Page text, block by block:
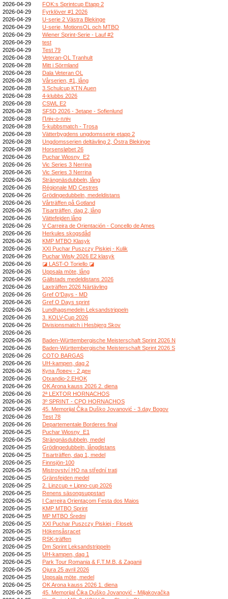
2026-04-29
FOK:s Sprintcup Etapp 2
2026-04-29
Fyrklöver #1 2026
2026-04-29
U-serie 2 Västra Blekinge
2026-04-29
U-serie, MotionsOL och MTBO
2026-04-29
Wiener Sprint-Serie - Lauf #2
2026-04-29
test
2026-04-29
Test 79
2026-04-28
Veteran-OL Tranhult
2026-04-28
Mitt i Sörmland
2026-04-28
Dala Veteran OL
2026-04-28
Vårserien, #1, lång
2026-04-28
3.Schulcup KTN Auen
2026-04-28
4-klubbs 2026
2026-04-28
CSWL E2
2026-04-28
SF5D 2026 - 3etape - Sofienlund
2026-04-28
Пліч-о-пліч
2026-04-28
5-kubbsmatch - Trosa
2026-04-28
Vätterbygdens ungdomsserie etapp 2
2026-04-28
Ungdomsserien deltävling 2, Östra Blekinge
2026-04-28
Horsensløbet 26
2026-04-26
Puchar Wiosny_E2
2026-04-26
Vic Series 3 Nerrina
2026-04-26
Vic Series 3 Nerrina
2026-04-26
Strängnäsdubbeln, lång
2026-04-26
Régionale MD Cestres
2026-04-26
Grödingedubbeln, medeldistans
2026-04-26
Vårträffen på Gotland
2026-04-26
Tisarträffen, dag 2, lång
2026-04-26
Vättefejden lång
2026-04-26
V Carreira de Orientación - Concello de Ames
2026-04-26
Herkules skogsdåd
2026-04-26
KMP MTBO Klasyk
2026-04-26
XXI Puchar Puszczy Piskiej - Kulik
2026-04-26
Puchar Wisły 2026 E2 klasyk
2026-04-26
◪ LAST-O Toriello ◪
2026-04-26
Uppsala möte, lång
2026-04-26
Gällstads medeldistans 2026
2026-04-26
Laxträffen 2026 Närtävling
2026-04-26
Gref O'Days - MD
2026-04-26
Gref O Days sprint
2026-04-26
Lundhagsmedeln Leksandstrippeln
2026-04-26
3. KOLV-Cup 2026
2026-04-26
Divisionsmatch i Hesbjerg Skov
2026-04-26
2026-04-26
Baden-Württembergische Meisterschaft Sprint 2026 N
2026-04-26
Baden-Württembergische Meisterschaft Sprint 2026 S
2026-04-26
COTO BARGAS
2026-04-26
UH-kampen, dag 2
2026-04-26
Купа Ловеч - 2 ден
2026-04-26
Otxandio-2.EHOK
2026-04-26
OK Arona kauss 2026 2. diena
2026-04-26
2ª LEXTOR HORNACHOS
2026-04-26
3º SPRINT - CPO HORNACHOS
2026-04-26
45. Memorijal Čika Duško Jovanović - 3.day Bogov
2026-04-26
Test 78
2026-04-26
Departementale Borderes final
2026-04-25
Puchar Wiosny_E1
2026-04-25
Strängnäsdubbeln, medel
2026-04-25
Grödingedubbeln, långdistans
2026-04-25
Tisarträffen, dag 1, medel
2026-04-25
Finnsjön-100
2026-04-25
Mistrovství HO na střední trati
2026-04-25
Gränsfejden medel
2026-04-25
2. Linzcup + Lipno-cup 2026
2026-04-25
Renens säsongsuppstart
2026-04-25
I Carreira Orientaçom Festa dos Maios
2026-04-25
KMP MTBO Sprint
2026-04-25
MP MTBO Średni
2026-04-25
XXI Puchar Puszczy Piskiej - Flosek
2026-04-25
Hökensåsracet
2026-04-25
RSK-träffen
2026-04-25
Dm Sprint Leksandstrippeln
2026-04-25
UH-kampen, dag 1
2026-04-25
Park Tour Romania & F.T.M.B. & Zaganii
2026-04-25
Ojura 25 avril 2026
2026-04-25
Uppsala möte, medel
2026-04-25
OK Arona kauss 2026 1. diena
2026-04-25
45. Memorijal Čika Duško Jovanović - Miljakovačka